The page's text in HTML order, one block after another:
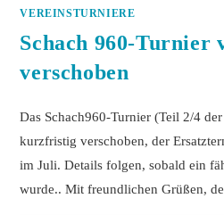
VEREINSTURNIERE
Schach 960-Turnier
verschoben
Das Schach960-Turnier (Teil 2/4
kurzfristig verschoben, der
im Juli. Details folgen, sobald ein
wurde.. Mit freundlichen Grüßen,